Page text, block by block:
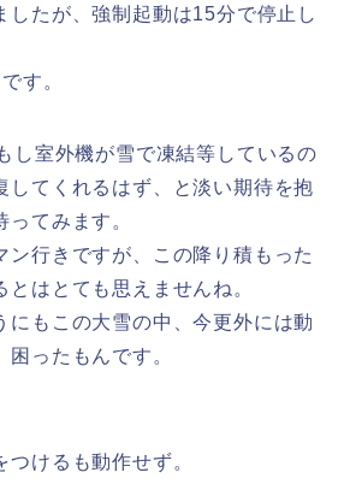
したが、強制起動は15分で停止し
す。
し室外機が雪で凍結等しているの
してくれるはず、と淡い期待を抱
ってみます。
ン行きですが、この降り積もった
とはとても思えませんね。
にもこの大雪の中、今更外には動
困ったもんです。
けるも動作せず。